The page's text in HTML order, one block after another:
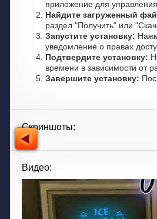
приложение для
Найдите загруженный
раздел "Получить" или
Запустите установку:
уведомление о правах
Подтвердите установку:
времени в зависимости от
Завершите установку:
Скриншоты:
Видео: